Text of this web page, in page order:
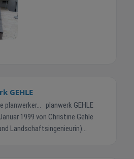
GEHLE
planwerk GEHLE
1999 von Christine Gehle
Landschaftsingenieurin)